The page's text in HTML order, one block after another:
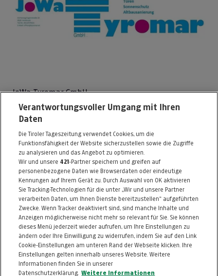
JoWa Tyromar GmbH
Kranebitterallee 6 Top 1
6020 Innsbruck
Telefon: 0512 / 574321
E-Mail:office@tyromar.at
http://www.tyromar.at
Alle Artikel des Händlers
Informationen zum Kaufvertrag
ZURÜCK NACH
OBEN
FAQ HILFE IMPRESSUM
Verantwortungsvoller Umgang mit Ihren
Daten
Die Tiroler Tageszeitung verwendet Cookies, um die
Funktionsfähigkeit der Website sicherzustellen sowie die Zugriffe
zu analysieren und das Angebot zu optimieren.
Wir und unsere 421-Partner speichern und greifen auf
personenbezogene Daten wie Browserdaten oder eindeutige
Kennungen auf Ihrem Gerät zu. Durch Auswahl von OK aktivieren
Sie Tracking-Technologien für die unter „Wir und unsere Partner
verarbeiten Daten, um Ihnen Dienste bereitzustellen“ aufgeführten
Zwecke. Wenn Tracker deaktiviert sind, sind manche Inhalte und
Anzeigen möglicherweise nicht mehr so relevant für Sie. Sie können
dieses Menü jederzeit wieder aufrufen, um Ihre Einstellungen zu
ändern oder Ihre Einwilligung zu widerrufen, indem Sie auf den Link
Cookie-Einstellungen am unteren Rand der Webseite klicken. Ihre
Einstellungen gelten innerhalb unseres Website. Weitere
Informationen finden Sie in unserer
Datenschutzerklärung.
Weitere Informationen